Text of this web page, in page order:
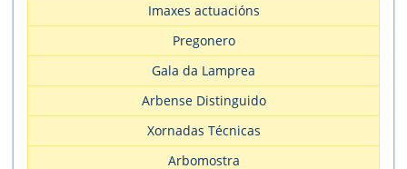
Imaxes actuacións
Pregonero
Gala da Lamprea
Arbense Distinguido
Xornadas Técnicas
Arbomostra